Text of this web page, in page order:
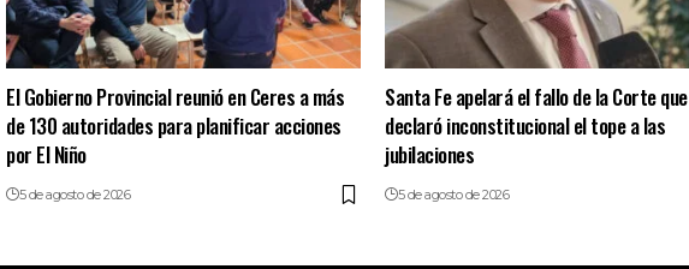
El Gobierno Provincial reunió en Ceres a más
de 130 autoridades para planificar acciones
por El Niño
5 de agosto de 2026
Santa Fe apelará el fallo de la Corte que
declaró inconstitucional el tope a las
jubilaciones
5 de agosto de 2026